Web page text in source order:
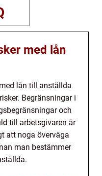
med lån
lån till anställda
Begränsningar i
och
till arbetsgivaren är
att noga överväga
man bestämmer